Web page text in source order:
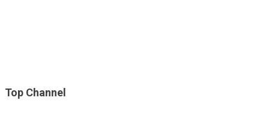
Top Channel